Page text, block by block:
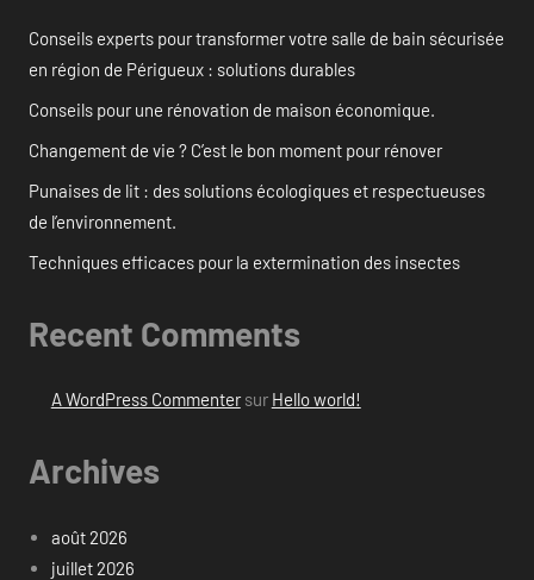
Conseils experts pour transformer votre salle de bain sécurisée
en région de Périgueux : solutions durables
Conseils pour une rénovation de maison économique.
Changement de vie ? C’est le bon moment pour rénover
Punaises de lit : des solutions écologiques et respectueuses
de l’environnement.
Techniques efficaces pour la extermination des insectes
Recent Comments
A WordPress Commentersur Hello world!
Archives
août 2026
juillet 2026